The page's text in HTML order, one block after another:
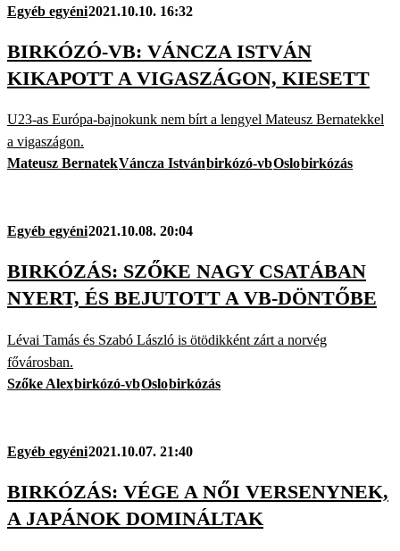
Egyéb egyéni2021.10.10. 16:32
BIRKÓZÓ-VB: VÁNCZA ISTVÁN
KIKAPOTT A VIGASZÁGON, KIESETT
U23-as Európa-bajnokunk nem bírt a lengyel Mateusz Bernatekkel
a vigaszágon.
Mateusz BernatekVáncza Istvánbirkózó-vbOslobirkózás
Egyéb egyéni2021.10.08. 20:04
BIRKÓZÁS: SZŐKE NAGY CSATÁBAN
NYERT, ÉS BEJUTOTT A VB-DÖNTŐBE
Lévai Tamás és Szabó László is ötödikként zárt a norvég
fővárosban.
Szőke Alexbirkózó-vbOslobirkózás
Egyéb egyéni2021.10.07. 21:40
BIRKÓZÁS: VÉGE A NŐI VERSENYNEK,
A JAPÁNOK DOMINÁLTAK